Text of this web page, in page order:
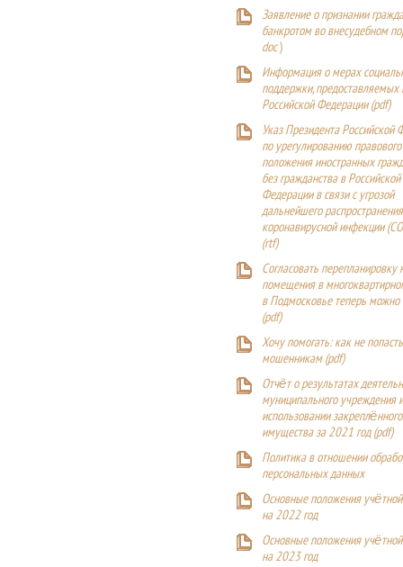
Заявление о признании
банкротом во внесудебном
doc)
Информация о мерах
поддержки,
Российской Федерации (pdf)
Указ Президента Российской
по урегулированию правового
положения иностранных
без гражданства в Российской
Федерации в связи с угрозой
дальнейшего
коронавирусной инфекции
(rtf)
Согласовать перепланировку
помещения в
в Подмосковье теперь можно
(pdf)
Хочу помогать: как не
мошенникам (pdf)
Отчёт о результатах
муниципального учреждения
использовании
имущества за 2021 год (pdf)
Политика в отношении
персональных данных
Основные положения
на 2022 год
Основные положения
на 2023 год